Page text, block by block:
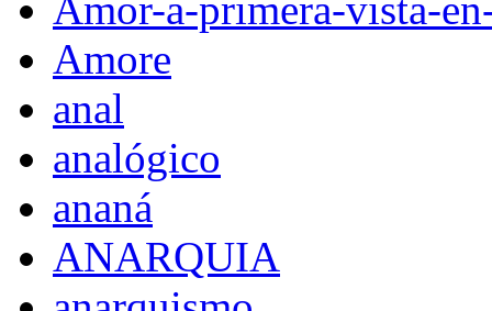
Amor-a-primera-vista-
Amore
anal
analógico
ananá
ANARQUIA